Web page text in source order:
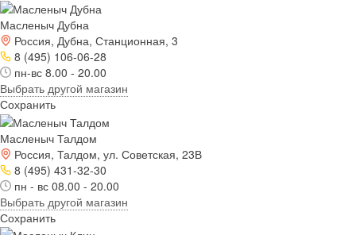
Масленыч Дубна
Россия, Дубна, Станционная, 3
8 (495) 106-06-28
пн-вс 8.00 - 20.00
Выбрать другой магазин
Сохранить
Масленыч Талдом
Россия, Талдом, ул. Советская, 23В
8 (495) 431-32-30
пн - вс 08.00 - 20.00
Выбрать другой магазин
Сохранить